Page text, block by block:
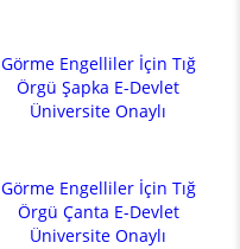
Görme Engelliler İçin Tığ
Örgü Şapka E-Devlet
Üniversite Onaylı
Görme Engelliler İçin Tığ
Örgü Çanta E-Devlet
Üniversite Onaylı